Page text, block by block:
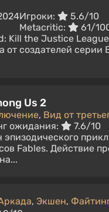
Игроки:
5.6/10
Metacritic:
61/
Kill the Justice
от создателей
Us 2
, Вид от
ожидания:
7.6/10
эпизодического
Fables. Действие
, Экшен,